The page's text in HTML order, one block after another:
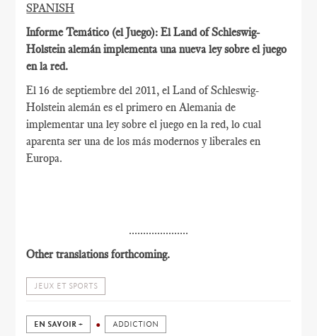
SPANISH
Informe Temático (el Juego): El Land of Schleswig-
Holstein alemán implementa una nueva ley sobre el juego
en la red.
El 16 de septiembre del 2011, el Land of Schleswig-
Holstein alemán es el primero en Alemania de
implementar una ley sobre el juego en la red, lo cual
aparenta ser una de los más modernos y liberales en
Europa.
.....................
Other translations forthcoming.
JEUX ET SPORTS
EN SAVOIR + ADDICTION